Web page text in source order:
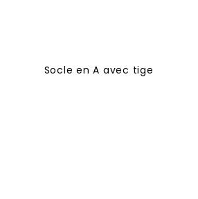
Socle en A avec tige